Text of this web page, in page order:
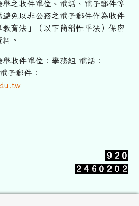
舉之收件單位、電話、電子郵件等
避免以非公務之電子郵件作為收件
育法」
（以下簡稱性平法）保密
。
收件單位：學務組 電話：
子郵件：